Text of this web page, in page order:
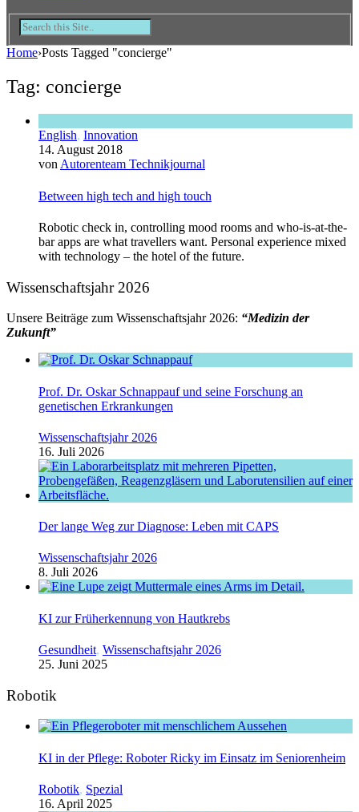
Home›Posts Tagged "concierge"
Tag: concierge
English, Innovation
14. August 2018
von Autorenteam Technikjournal
Between high tech and high touch
Robotic check in, controlling mood rooms and who-is-at-the-
bar apps are what travellers want. Personal experience mixed
with technology – the hotel of the future.
Wissenschaftsjahr 2026
Unsere Beiträge zum Wissenschaftsjahr 2026: “Medizin der
Zukunft”
Prof. Dr. Oskar Schnappauf und seine Forschung an
genetischen Erkrankungen
Wissenschaftsjahr 2026
16. Juli 2026
Der lange Weg zur Diagnose: Leben mit CAPS
Wissenschaftsjahr 2026
8. Juli 2026
KI zur Früherkennung von Hautkrebs
Gesundheit, Wissenschaftsjahr 2026
25. Juni 2025
Robotik
KI in der Pflege: Roboter Ricky im Einsatz im Seniorenheim
Robotik, Spezial
16. April 2025